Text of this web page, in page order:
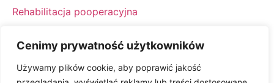
Cenimy prywatność użytkowników
Używamy plików cookie, aby poprawić jakość
Rehabilitacja pooperacyjna
Rehabilitacja ortopedyczna i sportowa
Fizjoterapia ortopedyczna i leczenie dolegliwości
kręgosłupa